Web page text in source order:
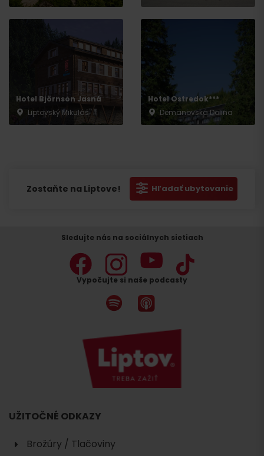
Hotel Björnson Jasná
Liptovský Mikuláš
Hotel Ostredok***
Demänovská Dolina
Zostaňte na Liptove! Hľadať ubytovanie
Sledujte nás na sociálnych sietiach
Vypočujte si naše podcasty
UŽITOČNÉ ODKAZY
Brožúry / Tlačoviny